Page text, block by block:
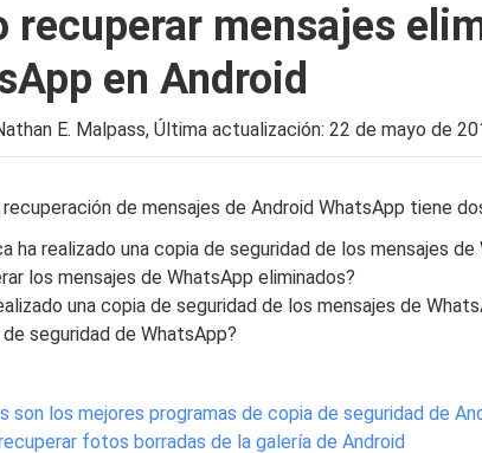
recuperar mensajes
en Android
E. Malpass, Última actualización: 22 de mayo de
recuperación de mensajes de Android WhatsApp tiene
ha realizado una copia de seguridad de los mensajes
los mensajes de WhatsApp eliminados?
una copia de seguridad de los mensajes de
seguridad de WhatsApp?
son los mejores programas de copia de seguridad de
fotos borradas de la galería de Android